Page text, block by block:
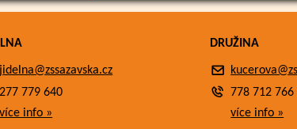
jidelna@zssazavska.cz
277 779 640
více info »
DRUŽINA
778 712 766
více info »